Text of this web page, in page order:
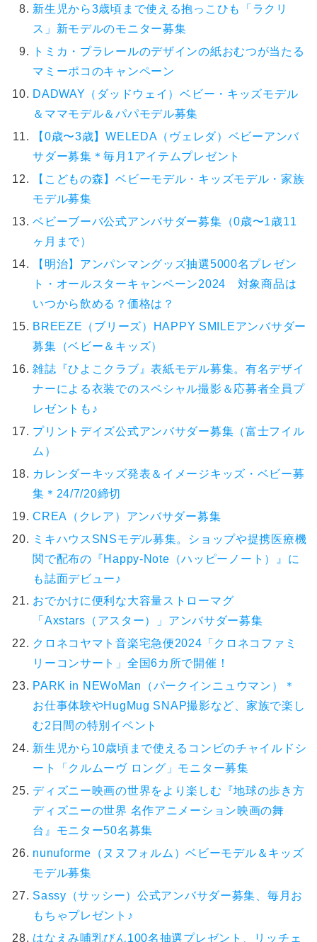
新生児から3歳頃まで使える抱っこひも「ラクリ
ス」新モデルのモニター募集
トミカ・プラレールのデザインの紙おむつが当たる
マミーポコのキャンペーン
DADWAY（ダッドウェイ）ベビー・キッズモデル
＆ママモデル＆パパモデル募集
【0歳〜3歳】WELEDA（ヴェレダ）ベビーアンバ
サダー募集＊毎月1アイテムプレゼント
【こどもの森】ベビーモデル・キッズモデル・家族
モデル募集
ベビーブーバ公式アンバサダー募集（0歳〜1歳11
ヶ月まで）
【明治】アンパンマングッズ抽選5000名プレゼン
ト・オールスターキャンペーン2024 対象商品は
いつから飲める？価格は？
BREEZE（ブリーズ）HAPPY SMILEアンバサダー
募集（ベビー＆キッズ）
雑誌『ひよこクラブ』表紙モデル募集。有名デザイ
ナーによる衣装でのスペシャル撮影＆応募者全員プ
レゼントも♪
プリントデイズ公式アンバサダー募集（富士フイル
ム）
カレンダーキッズ発表＆イメージキッズ・ベビー募
集＊24/7/20締切
CREA（クレア）アンバサダー募集
ミキハウスSNSモデル募集。ショップや提携医療機
関で配布の『Happy-Note（ハッピーノート）』に
も誌面デビュー♪
おでかけに便利な大容量ストローマグ
「Axstars（アスター）」アンバサダー募集
クロネコヤマト音楽宅急便2024「クロネコファミ
リーコンサート」全国6カ所で開催！
PARK in NEWoMan（パークインニュウマン）＊
お仕事体験やHugMug SNAP撮影など、家族で楽し
む2日間の特別イベント
新生児から10歳頃まで使えるコンビのチャイルドシ
ート「クルムーヴ ロング」モニター募集
ディズニー映画の世界をより楽しむ『地球の歩き方
ディズニーの世界 名作アニメーション映画の舞
台』モニター50名募集
nunuforme（ヌヌフォルム）ベビーモデル＆キッズ
モデル募集
Sassy（サッシー）公式アンバサダー募集、毎月お
もちゃプレゼント♪
はなえみ哺乳びん100名抽選プレゼント、リッチェ